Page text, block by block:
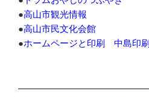
●高山市観光情報
●高山市民文化会館
●ホームページと印刷 中島印刷